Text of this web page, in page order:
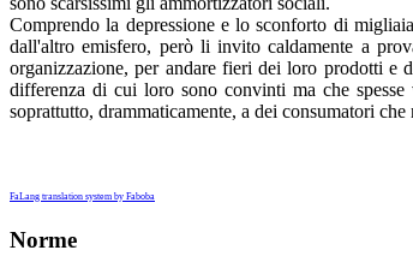
Comprendo la depressione e lo sconforto di
dall'altro emisfero, però li invito caldamente a
organizzazione, per andare fieri dei loro prodotti e
differenza di cui loro sono convinti ma che
soprattutto, drammaticamente, a dei consumatori
FaLang translation system by Faboba
Norme